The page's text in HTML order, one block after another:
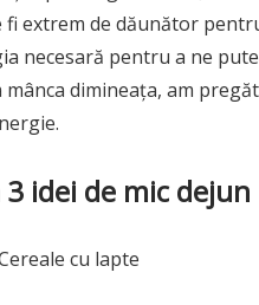
fi extrem de dăunător
necesară pentru a ne
mânca dimineața, am
3 idei de mic
cu lapte